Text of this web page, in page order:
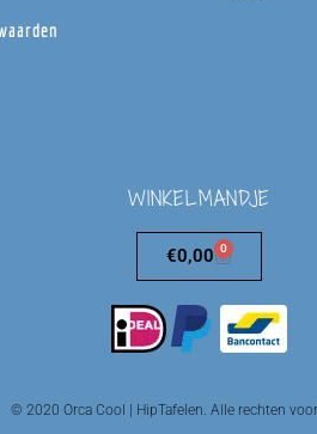
WINKELMANDJE
€0,00 0
© 2020 Orca Cool | HipTafelen. Alle rechten